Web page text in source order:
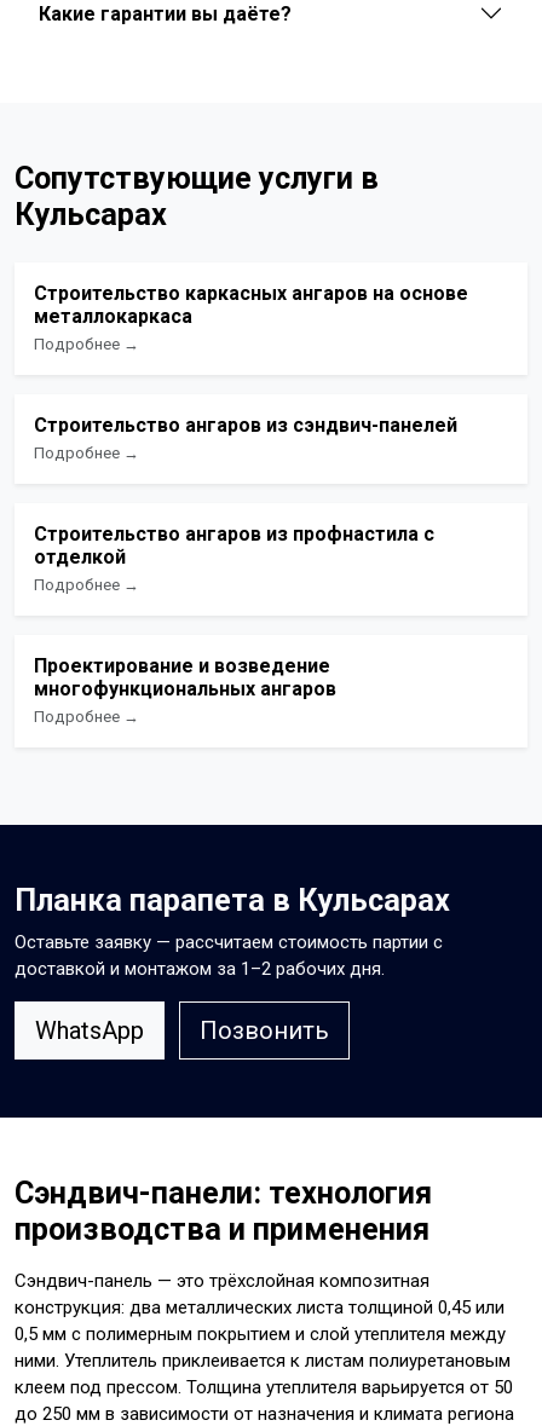
Какие гарантии вы даёте?
Сопутствующие услуги в
Кульсарах
Строительство каркасных ангаров на основе
металлокаркаса
Подробнее →
Строительство ангаров из сэндвич-панелей
Подробнее →
Строительство ангаров из профнастила с
отделкой
Подробнее →
Проектирование и возведение
многофункциональных ангаров
Подробнее →
Планка парапета в Кульсарах
Оставьте заявку — рассчитаем стоимость партии с
доставкой и монтажом за 1–2 рабочих дня.
WhatsApp Позвонить
Сэндвич-панели: технология
производства и применения
Сэндвич-панель — это трёхслойная композитная
конструкция: два металлических листа толщиной 0,45 или
0,5 мм с полимерным покрытием и слой утеплителя между
ними. Утеплитель приклеивается к листам полиуретановым
клеем под прессом. Толщина утеплителя варьируется от 50
до 250 мм в зависимости от назначения и климата региона